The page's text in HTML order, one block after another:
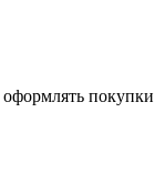
покупки